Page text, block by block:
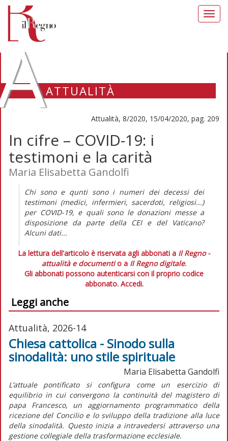
ATTUALITÀ
Attualità, 8/2020, 15/04/2020, pag. 209
In cifre – COVID-19: i
testimoni e la carità
Maria Elisabetta Gandolfi
Chi sono e qunti sono i numeri dei decessi dei
testimoni (medici, infermieri, sacerdoti, religiosi...)
per COVID-19, e quali sono le donazioni messe a
disposizione da parte della CEI e del Vaticano?
Alcuni dati...
La lettura dell'articolo è riservata agli abbonati a Il Regno -
attualità e documentio a Il Regno digitale.
Gli abbonati possono autenticarsi con il proprio codice
abbonato. Accedi.
Leggi anche
Attualità, 2026-14
Chiesa cattolica - Sinodo sulla
sinodalità: uno stile spirituale
Maria Elisabetta Gandolfi
L’attuale pontificato si configura come un esercizio di
equilibrio in cui convergono la continuità del magistero di
papa Francesco, un aggiornamento programmatico della
ricezione del Concilio e lo sviluppo della tradizione alla luce
della sinodalità. Questo inizia a intravedersi attraverso una
gestione collegiale della trasformazione ecclesiale.